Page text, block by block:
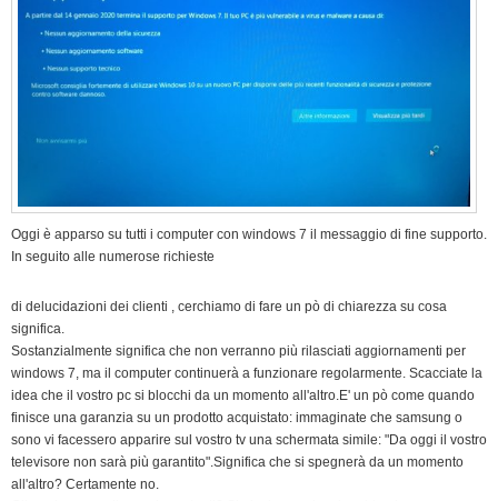
Oggi è apparso su tutti i computer con windows 7 il messaggio di fine supporto.
In seguito alle numerose richieste
di delucidazioni dei clienti , cerchiamo di fare un pò di chiarezza su cosa
significa.
Sostanzialmente significa che non verranno più rilasciati aggiornamenti per
windows 7, ma il computer continuerà a funzionare regolarmente. Scacciate la
idea che il vostro pc si blocchi da un momento all'altro.E' un pò come quando
finisce una garanzia su un prodotto acquistato: immaginate che samsung o
sono vi facessero apparire sul vostro tv una schermata simile: "Da oggi il vostro
televisore non sarà più garantito".Significa che si spegnerà da un momento
all'altro? Certamente no.